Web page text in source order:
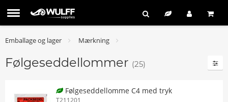
Emballage og lager Mærkning
Følgeseddellommer (25)
Følgeseddellomme C4 med tryk
T211201